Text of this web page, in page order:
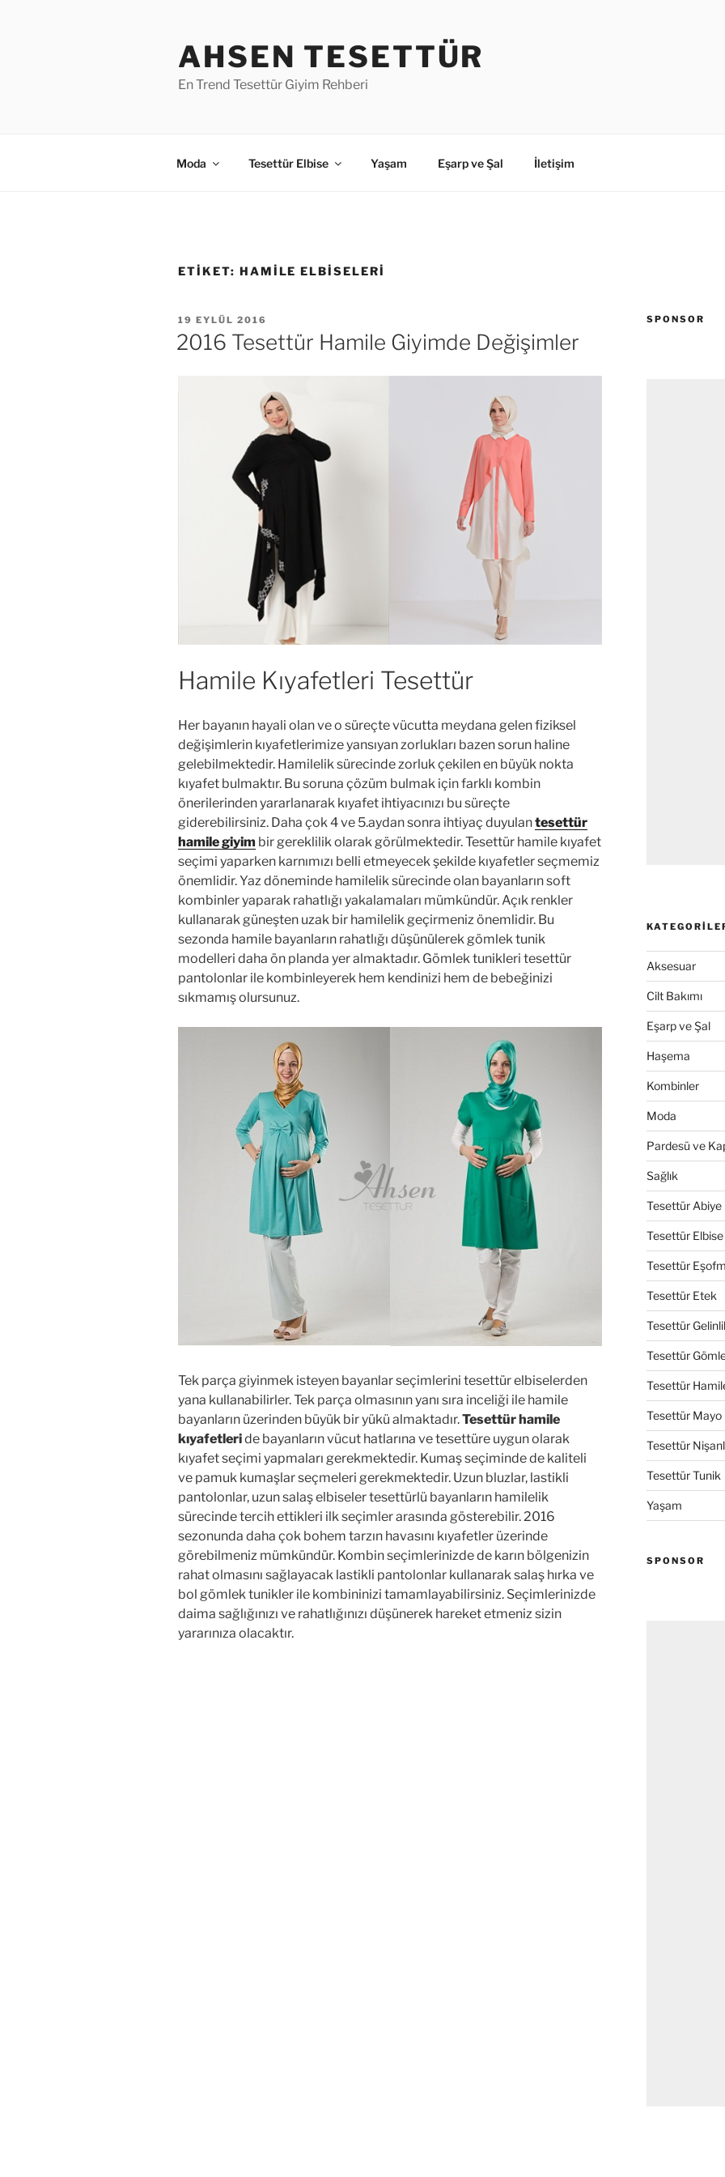
AHSEN TESETTÜR
En Trend Tesettür Giyim Rehberi
Moda Tesettür Elbise Yaşam Eşarp ve Şal İletişim
ETIKET: HAMILE ELBISELERI
YAYIM
TARIHI
19 EYLÜL 2016
2016 Tesettür Hamile Giyimde Değişimler
Hamile Kıyafetleri Tesettür
Her bayanın hayali olan ve o süreçte vücutta meydana gelen fiziksel
değişimlerin kıyafetlerimize yansıyan zorlukları bazen sorun haline
gelebilmektedir. Hamilelik sürecinde zorluk çekilen en büyük nokta
kıyafet bulmaktır. Bu soruna çözüm bulmak için farklı kombin
önerilerinden yararlanarak kıyafet ihtiyacınızı bu süreçte
giderebilirsiniz. Daha çok 4 ve 5.aydan sonra ihtiyaç duyulantesettür
hamile giyim bir gereklilik olarak görülmektedir. Tesettür hamile kıyafet
seçimi yaparken karnımızı belli etmeyecek şekilde kıyafetler seçmemiz
önemlidir. Yaz döneminde hamilelik sürecinde olan bayanların soft
kombinler yaparak rahatlığı yakalamaları mümkündür. Açık renkler
kullanarak güneşten uzak bir hamilelik geçirmeniz önemlidir. Bu
sezonda hamile bayanların rahatlığı düşünülerek gömlek tunik
modelleri daha ön planda yer almaktadır. Gömlek tunikleri tesettür
pantolonlar ile kombinleyerek hem kendinizi hem de bebeğinizi
sıkmamış olursunuz.
Tek parça giyinmek isteyen bayanlar seçimlerini tesettür elbiselerden
yana kullanabilirler. Tek parça olmasının yanı sıra inceliği ile hamile
bayanların üzerinden büyük bir yükü almaktadır.Tesettür hamile
kıyafetleride bayanların vücut hatlarına ve tesettüre uygun olarak
kıyafet seçimi yapmaları gerekmektedir. Kumaş seçiminde de kaliteli
ve pamuk kumaşlar seçmeleri gerekmektedir. Uzun bluzlar, lastikli
pantolonlar, uzun salaş elbiseler tesettürlü bayanların hamilelik
sürecinde tercih ettikleri ilk seçimler arasında gösterebilir. 2016
sezonunda daha çok bohem tarzın havasını kıyafetler üzerinde
görebilmeniz mümkündür. Kombin seçimlerinizde de karın bölgenizin
rahat olmasını sağlayacak lastikli pantolonlar kullanarak salaş hırka ve
bol gömlek tunikler ile kombininizi tamamlayabilirsiniz. Seçimlerinizde
daima sağlığınızı ve rahatlığınızı düşünerek hareket etmeniz sizin
yararınıza olacaktır.
SPONSOR
Aksesuar
Cilt Bakımı
Eşarp ve Şal
Haşema
Kombinler
Moda
Pardesü ve
Sağlık
Tesettür Abiye
Tesettür Elbise
Tesettür
Tesettür Etek
Tesettür
Tesettür
Tesettür
Tesettür Mayo
Tesettür
Tesettür Tunik
Yaşam
SPONSOR